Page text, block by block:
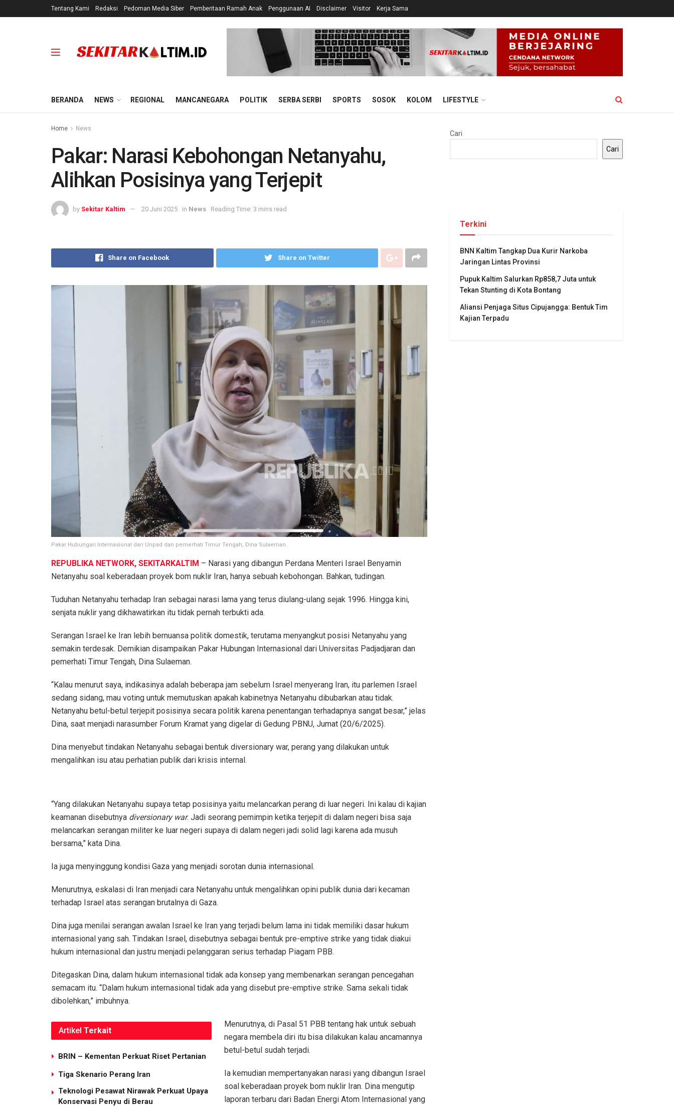
Tentang Kami Redaksi Pedoman Media Siber Pemberitaan Ramah Anak Penggunaan AI Disclaimer Visitor Kerja Sama
BERANDA NEWS REGIONAL MANCANEGARA POLITIK SERBA SERBI SPORTS SOSOK KOLOM LIFESTYLE
Home News
Pakar: Narasi Kebohongan Netanyahu,
Alihkan Posisinya yang Terjepit
by Sekitar Kaltim 20 Juni 2025 in News Reading Time: 3 mins read
Share on Facebook Share on Twitter
Pakar Hubungan Internasional dari Unpad dan pemerhati Timur Tengah, Dina Sulaeman.
REPUBLIKA NETWORK, SEKITARKALTIM – Narasi yang dibangun Perdana Menteri Israel Benyamin
Netanyahu soal keberadaan proyek bom nuklir Iran, hanya sebuah kebohongan. Bahkan, tudingan.
Tuduhan Netanyahu terhadap Iran sebagai narasi lama yang terus diulang-ulang sejak 1996. Hingga kini,
senjata nuklir yang dikhawatirkan itu tidak pernah terbukti ada.
Serangan Israel ke Iran lebih bernuansa politik domestik, terutama menyangkut posisi Netanyahu yang
semakin terdesak. Demikian disampaikan Pakar Hubungan Internasional dari Universitas Padjadjaran dan
pemerhati Timur Tengah, Dina Sulaeman.
“Kalau menurut saya, indikasinya adalah beberapa jam sebelum Israel menyerang Iran, itu parlemen Israel
sedang sidang, mau voting untuk memutuskan apakah kabinetnya Netanyahu dibubarkan atau tidak.
Netanyahu betul-betul terjepit posisinya secara politik karena penentangan terhadapnya sangat besar,” jelas
Dina, saat menjadi narasumber Forum Kramat yang digelar di Gedung PBNU, Jumat (20/6/2025).
Dina menyebut tindakan Netanyahu sebagai bentuk diversionary war, perang yang dilakukan untuk
mengalihkan isu atau perhatian publik dari krisis internal.
“Yang dilakukan Netanyahu supaya tetap posisinya yaitu melancarkan perang di luar negeri. Ini kalau di kajian
keamanan disebutnya diversionary war. Jadi seorang pemimpin ketika terjepit di dalam negeri bisa saja
melancarkan serangan militer ke luar negeri supaya di dalam negeri jadi solid lagi karena ada musuh
bersama,” kata Dina.
Ia juga menyinggung kondisi Gaza yang menjadi sorotan dunia internasional.
Menurutnya, eskalasi di Iran menjadi cara Netanyahu untuk mengalihkan opini publik dunia dari kecaman
terhadap Israel atas serangan brutalnya di Gaza.
Dina juga menilai serangan awalan Israel ke Iran yang terjadi belum lama ini tidak memiliki dasar hukum
internasional yang sah. Tindakan Israel, disebutnya sebagai bentuk pre-emptive strike yang tidak diakui
hukum internasional dan justru menjadi pelanggaran serius terhadap Piagam PBB.
Ditegaskan Dina, dalam hukum internasional tidak ada konsep yang membenarkan serangan pencegahan
semacam itu. “Dalam hukum internasional tidak ada yang disebut pre-emptive strike. Sama sekali tidak
dibolehkan,” imbuhnya.
Artikel Terkait
BRIN – Kementan Perkuat Riset Pertanian
Tiga Skenario Perang Iran
Teknologi Pesawat Nirawak Perkuat Upaya
Konservasi Penyu di Berau
Menurutnya, di Pasal 51 PBB tentang hak untuk sebuah
negara membela diri itu bisa dilakukan kalau ancamannya
betul-betul sudah terjadi.
Ia kemudian mempertanyakan narasi yang dibangun Israel
soal keberadaan proyek bom nuklir Iran. Dina mengutip
laporan terbaru dari Badan Energi Atom Internasional yang
Cari
Cari
Terkini
BNN Kaltim Tangkap Dua Kurir Narkoba
Jaringan Lintas Provinsi
Pupuk Kaltim Salurkan Rp858,7 Juta untuk
Tekan Stunting di Kota Bontang
Aliansi Penjaga Situs Cipujangga: Bentuk Tim
Kajian Terpadu